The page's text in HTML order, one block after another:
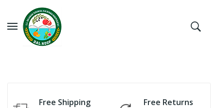
Free Shipping Free Returns